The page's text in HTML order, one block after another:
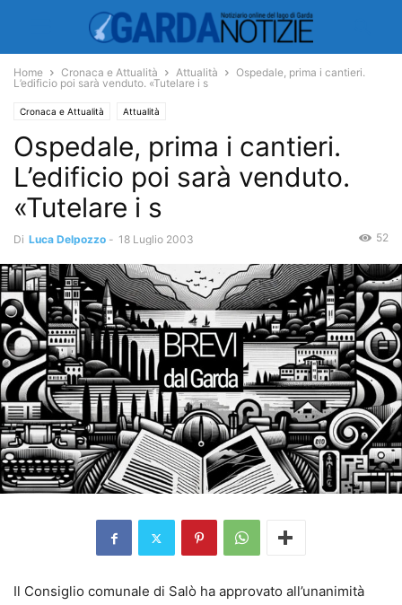
Home Cronaca e Attualità Attualità
Ospedale, prima i cantieri.
L’edificio poi sarà venduto. «Tutelare i s
Cronaca e Attualità Attualità
Ospedale, prima i cantieri.
L’edificio poi sarà venduto.
«Tutelare i s
Di Luca Delpozzo - 18 Luglio 2003 52
Il Consiglio comunale di Salò ha approvato all’unanimità